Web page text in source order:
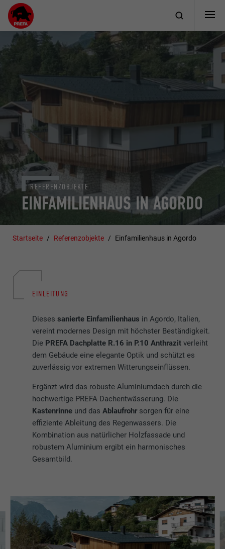
EINFAMILIENHAUS IN AGORDO
REFERENZOBJEKTE
Startseite Referenzobjekte Einfamilienhaus in Agordo
EINLEITUNG
Diesessanierte Einfamilienhaus in Agordo, Italien,
vereint modernes Design mit höchster Beständigkeit.
Die PREFA Dachplatte R.16 in P.10 Anthrazit verleiht
dem Gebäude eine elegante Optik und schützt es
zuverlässig vor extremen Witterungseinflüssen.
Ergänzt wird das robuste Aluminiumdach durch die
hochwertige PREFA Dachentwässerung. Die
Kastenrinne und dasAblaufrohr sorgen für eine
effiziente Ableitung des Regenwassers. Die
Kombination aus natürlicher Holzfassade und
robustem Aluminium ergibt ein harmonisches
Gesamtbild.